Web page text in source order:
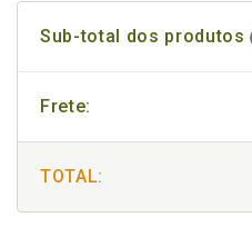
Sub-total dos produtos
Frete:
TOTAL: